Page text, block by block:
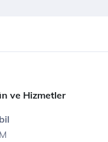
ve Hizmetler